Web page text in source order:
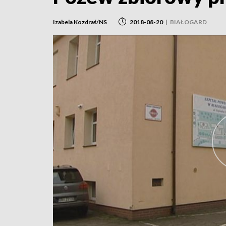
Izabela Kozdraś/NS 2018-08-20 | BIAŁOGARD